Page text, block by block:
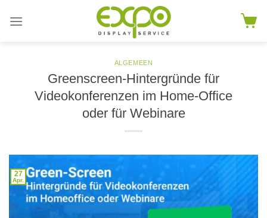
ALGEMEEN
Greenscreen-Hintergründe für
Videokonferenzen im Home-Office
oder für Webinare
27
Apr.